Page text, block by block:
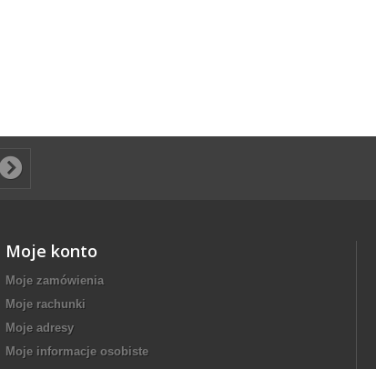
Moje konto
Moje zamówienia
Moje rachunki
Moje adresy
Moje informacje osobiste